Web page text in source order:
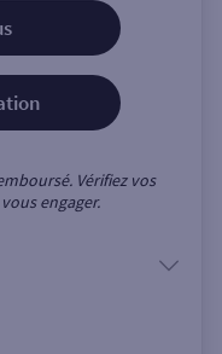
Vérifiez vos
engager.